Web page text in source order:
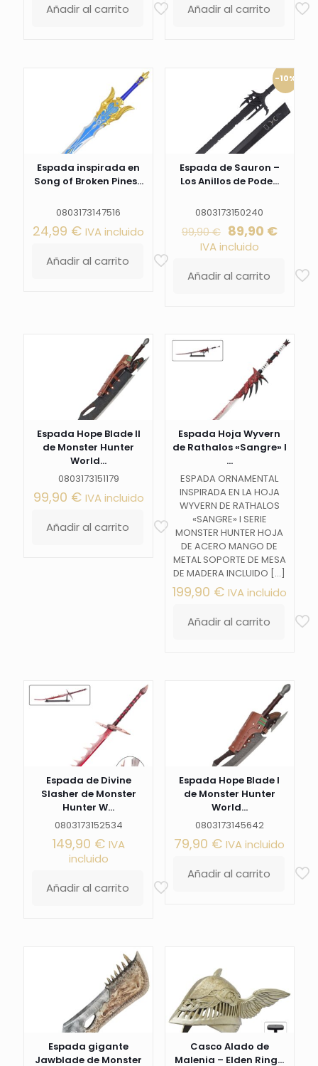
Añadir al carrito
Añadir al carrito
Espada inspirada en
Song of Broken Pines...
0803173147516
24,99 € IVA incluido
Añadir al carrito
-10%
Espada de Sauron –
Los Anillos de Pode...
0803173150240
99,90€ El
precio
era:
99,90 €.
89,90 €El
89,90
IVA incluido
Añadir al carrito
Espada Hope Blade II
de Monster Hunter
World...
0803173151179
99,90 € IVA incluido
Añadir al carrito
Espada Hoja Wyvern
de Rathalos «Sangre» I
...
ESPADA ORNAMENTAL
INSPIRADA EN LA HOJA
WYVERN DE RATHALOS
«SANGRE» I SERIE
MONSTER HUNTER HOJA
DE ACERO MANGO DE
METAL SOPORTE DE MESA
DE MADERA INCLUIDO […]
199,90 € IVA incluido
Añadir al carrito
Espada de Divine
Slasher de Monster
Hunter W...
0803173152534
149,90 € IVA
incluido
Añadir al carrito
Espada Hope Blade I
de Monster Hunter
World...
0803173145642
79,90 € IVA incluido
Añadir al carrito
Espada gigante
Jawblade de Monster
Casco Alado de
Malenia – Elden Ring...